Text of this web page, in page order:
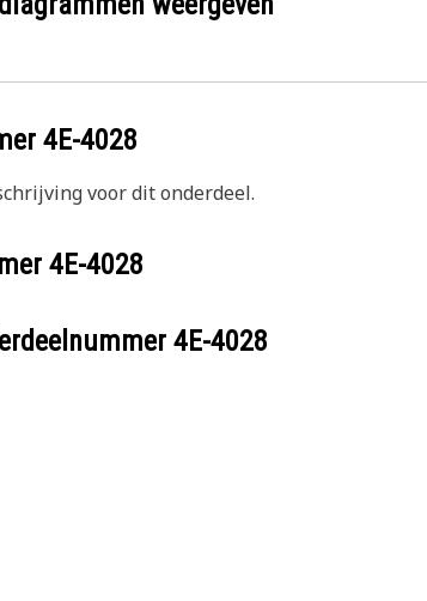
4E-4028
voor dit onderdeel.
4E-4028
4E-4028